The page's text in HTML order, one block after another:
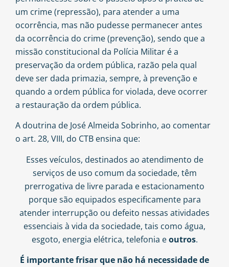
um crime (repressão), para atender a uma
ocorrência, mas não pudesse permanecer antes
da ocorrência do crime (prevenção), sendo que a
missão constitucional da Polícia Militar é a
preservação da ordem pública, razão pela qual
deve ser dada primazia, sempre, à prevenção e
quando a ordem pública for violada, deve ocorrer
a restauração da ordem pública.
A doutrina de José Almeida Sobrinho, ao comentar
o art. 28, VIII, do CTB ensina que:
Esses veículos, destinados ao atendimento de
serviços de uso comum da sociedade, têm
prerrogativa de livre parada e estacionamento
porque são equipados especificamente para
atender interrupção ou defeito nessas atividades
essenciais à vida da sociedade, tais como água,
esgoto, energia elétrica, telefonia eoutros.
É importante frisar que não há necessidade de